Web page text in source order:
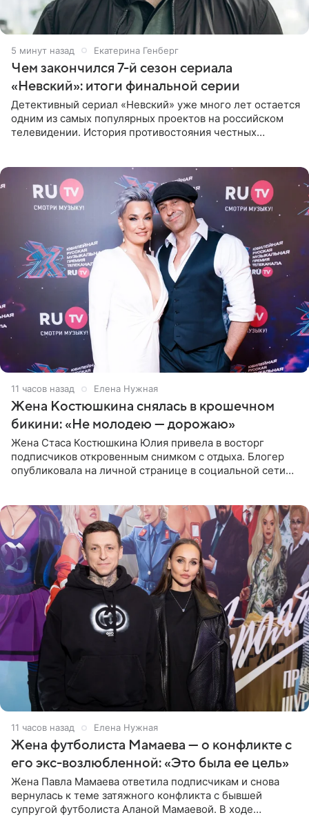
5 минут назад Екатерина Генберг
Чем закончился 7-й сезон сериала
«Невский»: итоги финальной серии
Детективный сериал «Невский» уже много лет остается
одним из самых популярных проектов на российском
телевидении. История противостояния честных
11 часов назад Елена Нужная
Жена Костюшкина снялась в крошечном
бикини: «Не молодею — дорожаю»
Жена Стаса Костюшкина Юлия привела в восторг
подписчиков откровенным снимком с отдыха. Блогер
опубликовала на личной странице в социальной сети
11 часов назад Елена Нужная
Жена футболиста Мамаева — о конфликте с
его экс-возлюбленной: «Это была ее цель»
Жена Павла Мамаева ответила подписчикам и снова
вернулась к теме затяжного конфликта с бывшей
супругой футболиста Аланой Мамаевой. В ходе